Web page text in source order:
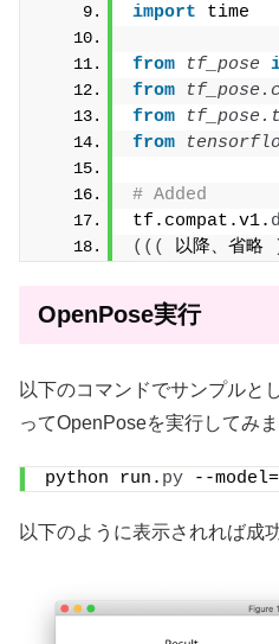
import time
from tf_pose
from
from
from
# Added
tf.compat.v1.
(((
以降、省略
OpenPose実行
以下のコマンドでサンプルと
ってOpenPoseを実行してみま
python run. py --
以下のように表示されれば成